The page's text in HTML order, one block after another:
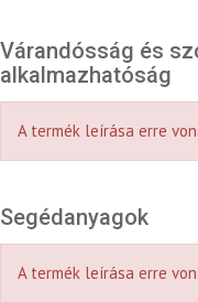
Várandósság és
alkalmazhatóság
A termék leírása erre
Segédanyagok
A termék leírása erre